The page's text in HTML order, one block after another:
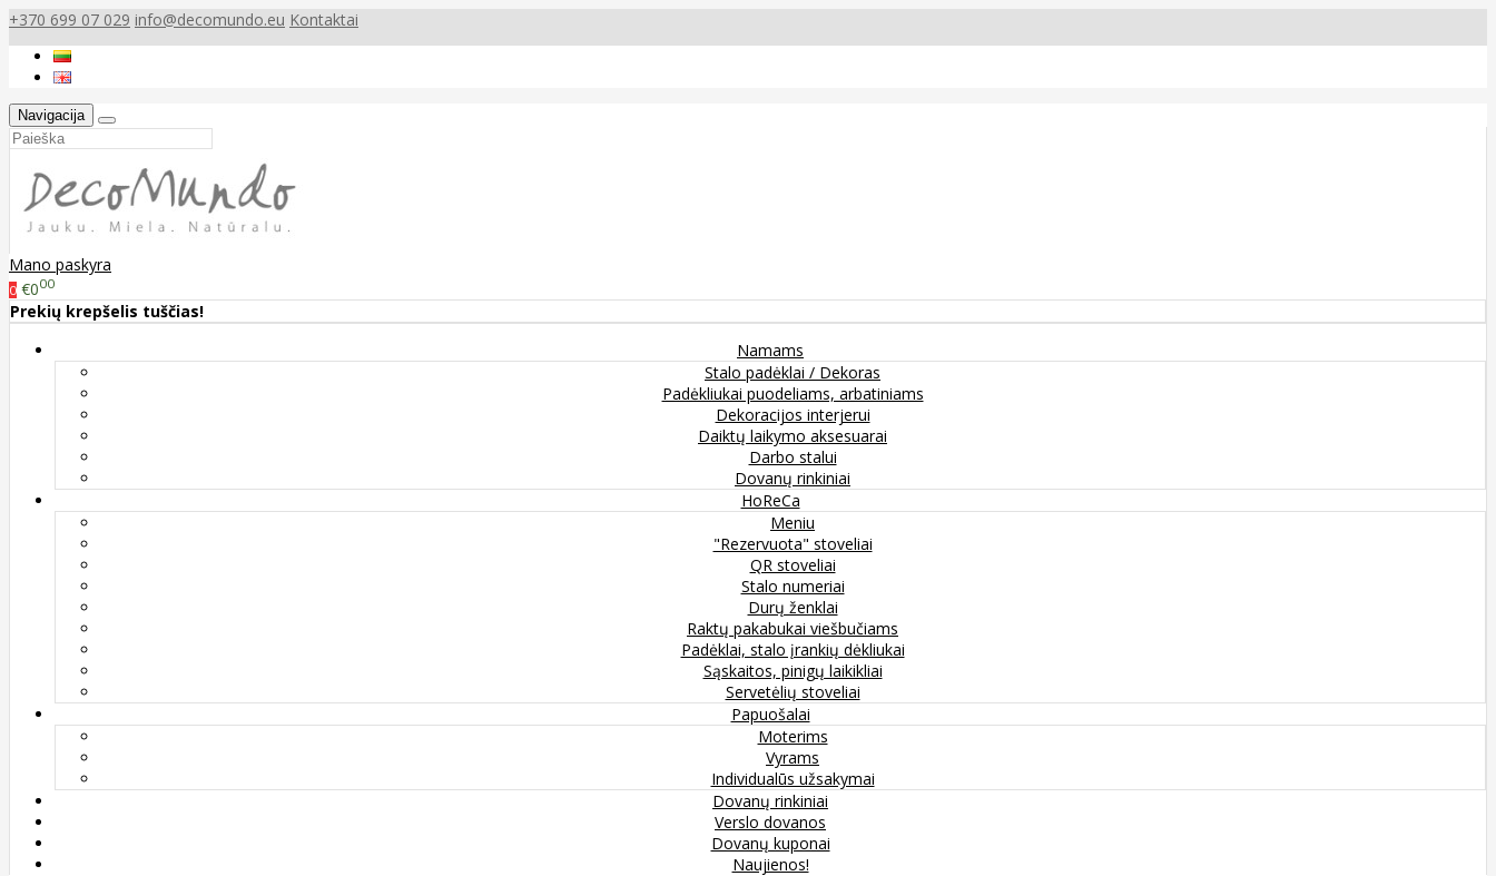
+370 699 07 029 info@decomundo.eu Kontaktai
Navigacija
Mano paskyra
0 €000
Prekių krepšelis tuščias!
Namams
Stalo padėklai / Dekoras
Padėkliukai puodeliams, arbatiniams
Dekoracijos interjerui
Daiktų laikymo aksesuarai
Darbo stalui
Dovanų rinkiniai
HoReCa
Meniu
"Rezervuota" stoveliai
QR stoveliai
Stalo numeriai
Durų ženklai
Raktų pakabukai viešbučiams
Padėklai, stalo įrankių dėkliukai
Sąskaitos, pinigų laikikliai
Servetėlių stoveliai
Papuošalai
Moterims
Vyrams
Individualūs užsakymai
Dovanų rinkiniai
Verslo dovanos
Dovanų kuponai
Naujienos!